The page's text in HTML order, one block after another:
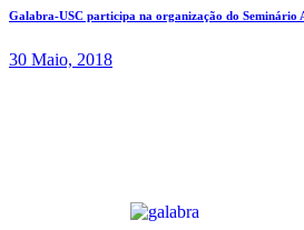
Galabra-USC participa na organização do
30 Maio, 2018